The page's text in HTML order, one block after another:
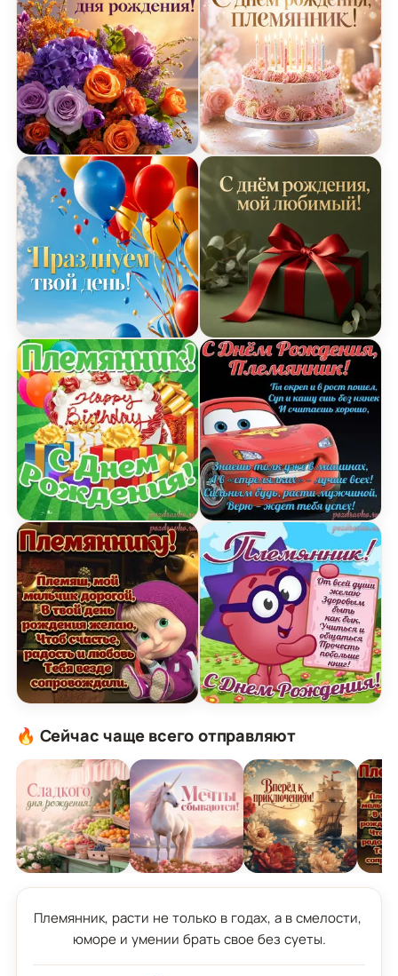
Открытка Дня Рождения с цветами
Открытка Дня Рождения с воздушными шарами
Открытка на День Рождения Племяннику
Картинка с Днем Рождения племяннику с
Открытка Дня Рождения
Открытка Дня Рождения
Открытка с Днем
Открытка с Днем
🔥 Сейчас чаще всего отправляют
Племянник, расти не только в годах, а в смелости,
юморе и умении брать свое без суеты.